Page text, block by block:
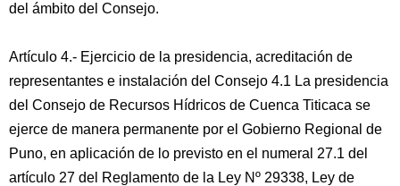
del ámbito del Consejo.
Artículo 4.- Ejercicio de la presidencia, acreditación de
representantes e instalación del Consejo 4.1 La presidencia
del Consejo de Recursos Hídricos de Cuenca Titicaca se
ejerce de manera permanente por el Gobierno Regional de
Puno, en aplicación de lo previsto en el numeral 27.1 del
artículo 27 del Reglamento de la Ley Nº 29338, Ley de